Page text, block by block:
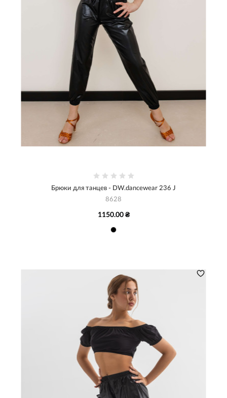
Брюки для танцев - DW.dancewear 236 J
8628
1150.00 ₴